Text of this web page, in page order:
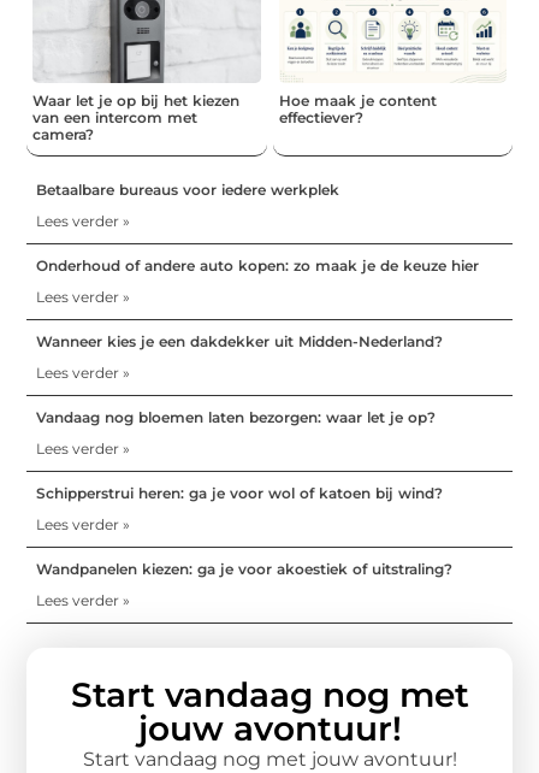
Waar let je op bij het kiezen
van een intercom met
camera?
Hoe maak je content
effectiever?
Betaalbare bureaus voor iedere werkplek
Lees verder »
Onderhoud of andere auto kopen: zo maak je de keuze hier
Lees verder »
Wanneer kies je een dakdekker uit Midden-Nederland?
Lees verder »
Vandaag nog bloemen laten bezorgen: waar let je op?
Lees verder »
Schipperstrui heren: ga je voor wol of katoen bij wind?
Lees verder »
Wandpanelen kiezen: ga je voor akoestiek of uitstraling?
Lees verder »
Start vandaag nog met
jouw avontuur!
Start vandaag nog met jouw avontuur!